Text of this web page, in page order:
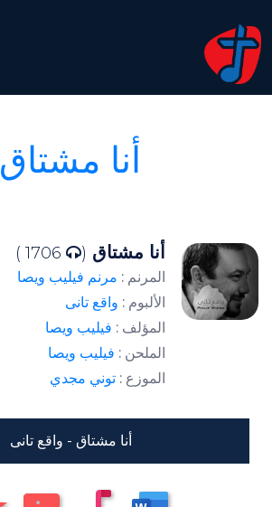
أنا مشتاق
أنا مشتاق (
المرنم : مرنم فيليب ويصا
الألبوم : واقع تانى
المؤلف : فيليب ويصا
الملحن : فيليب ويصا
الموزع : توني مجدي
أنا مشتاق - واقع تانى